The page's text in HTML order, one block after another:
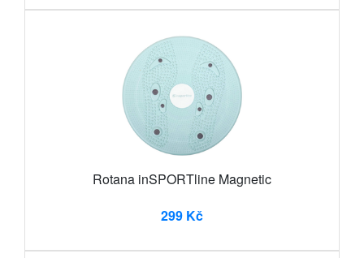
Rotana inSPORTline Magnetic
299 Kč